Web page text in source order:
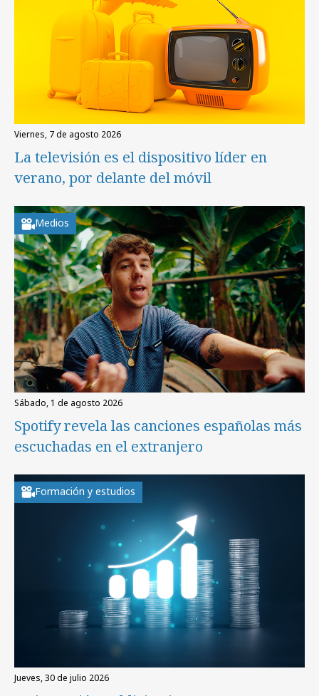
viernes, 7 de agosto 2026
La televisión es el dispositivo líder en
verano, por delante del móvil
Medios
sábado, 1 de agosto 2026
Spotify revela las canciones españolas más
escuchadas en el extranjero
Formación y estudios
jueves, 30 de julio 2026